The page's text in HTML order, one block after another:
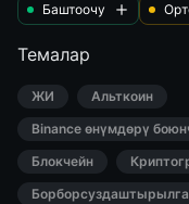
Баштоочу
Темалар
ЖИ
Альткоин
Binance өнүмдөрү
Блокчейн